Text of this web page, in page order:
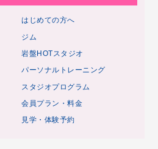
はじめての方へ
ジム
岩盤HOTスタジオ
パーソナルトレーニング
スタジオプログラム
会員プラン・料金
見学・体験予約